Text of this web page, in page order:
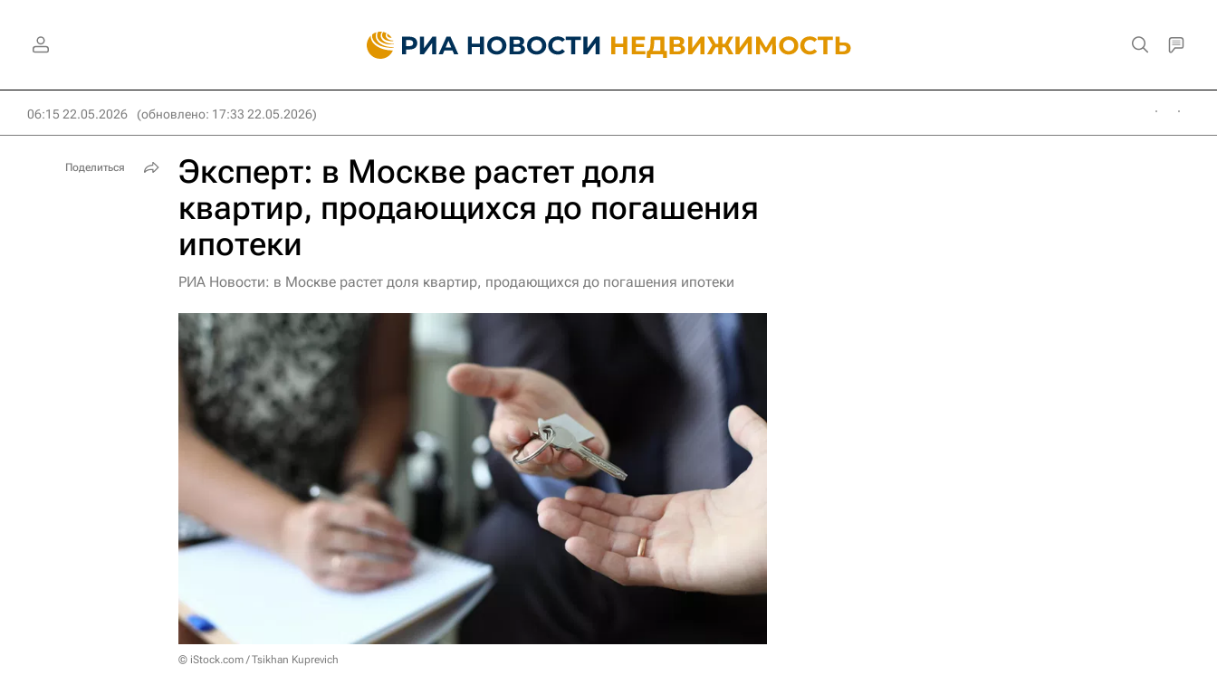
06:15 22.05.2026 (обновлено: 17:33 22.05.2026)
Эксперт: в Москве растет доля
квартир, продающихся до погашения
ипотеки
РИА Новости: в Москве растет доля квартир, продающихся до погашения ипотеки
© iStock.com / Tsikhan Kuprevich
Поделиться